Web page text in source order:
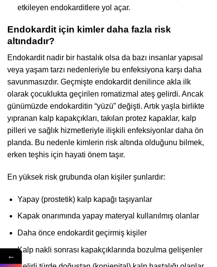
etkileyen endokarditlere yol açar.
Endokardit için kimler daha fazla risk
altındadır?
Endokardit nadir bir hastalık olsa da bazı insanlar yapısal
veya yaşam tarzı nedenleriyle bu enfeksiyona karşı daha
savunmasızdır. Geçmişte endokardit denilince akla ilk
olarak çocuklukta geçirilen romatizmal ateş gelirdi. Ancak
günümüzde endokarditin “yüzü” değişti. Artık yaşla birlikte
yıpranan kalp kapakçıkları, takılan protez kapaklar, kalp
pilleri ve sağlık hizmetleriyle ilişkili enfeksiyonlar daha ön
planda. Bu nedenle kimlerin risk altında olduğunu bilmek,
erken teşhis için hayati önem taşır.
En yüksek risk grubunda olan kişiler şunlardır:
Yapay (prostetik) kalp kapağı taşıyanlar
Kapak onarımında yapay materyal kullanılmış olanlar
Daha önce endokardit geçirmiş kişiler
Kalp nakli sonrası kapakçıklarında bozulma gelişenler
←